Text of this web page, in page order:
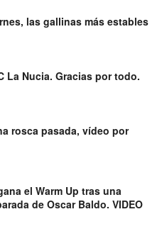
las gallinas más estables
La Nucia. Gracias por todo.
rosca pasada, vídeo por
el Warm Up tras una
de Oscar Baldo. VIDEO